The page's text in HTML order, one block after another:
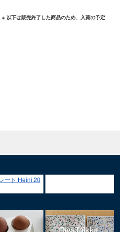
※ 以下は販売終了した商品のため、入荷の予定